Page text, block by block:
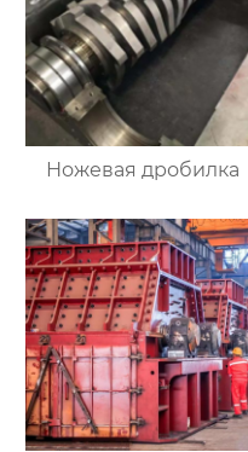
Ножевая дробилка